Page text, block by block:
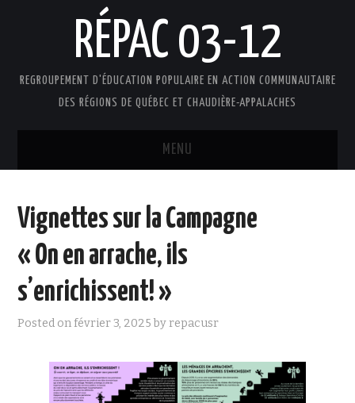
RÉPAC 03-12
REGROUPEMENT D'ÉDUCATION POPULAIRE EN ACTION COMMUNAUTAIRE
DES RÉGIONS DE QUÉBEC ET CHAUDIÈRE-APPALACHES
MENU
PRÉSENTATION
L’ÉDUCATION POPULAIRE AUTONOME
NOUS JOINDRE
Vignettes sur la Campagne
« On en arrache, ils
s’enrichissent! »
Posted onfévrier 3, 2025 byrepacusr